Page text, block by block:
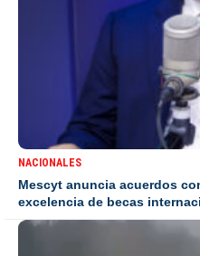
NACIONALES
Mescyt anuncia acuerdos
excelencia de becas